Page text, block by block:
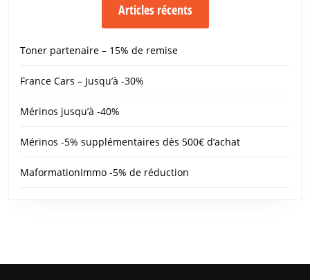
Articles récents
Toner partenaire – 15% de remise
France Cars – Jusqu’à -30%
Mérinos jusqu’à -40%
Mérinos -5% supplémentaires dès 500€ d’achat
MaformationImmo -5% de réduction